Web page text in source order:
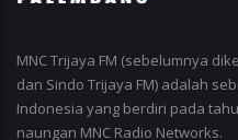
MNC Trijaya FM (sebelumnya
dan Sindo Trijaya FM) adalah
Indonesia yang berdiri pada
naungan MNC Radio Networks.